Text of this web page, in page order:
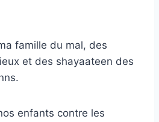
famille du mal, des
et des shayaateen des
enfants contre les